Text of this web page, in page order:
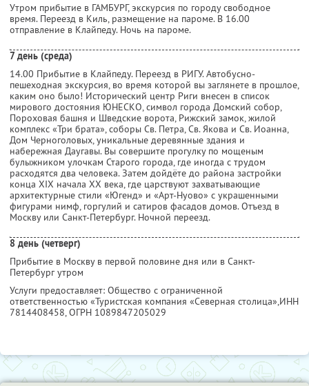
Утром прибытие в ГАМБУРГ, экскурсия по городу свободное
время. Переезд в Киль, размещение на пароме. В 16.00
отправление в Клайпеду. Ночь на пароме.
7 день (среда)
14.00 Прибытие в Клайпеду. Переезд в РИГУ. Автобусно-
пешеходная экскурсия, во время которой вы заглянете в прошлое,
каким оно было! Исторический центр Риги внесен в список
мирового достояния ЮНЕСКО, символ города Домский собор,
Пороховая башня и Шведские ворота, Рижский замок, жилой
комплекс «Три брата», соборы Св. Петра, Св. Якова и Св. Иоанна,
Дом Черноголовых, уникальные деревянные здания и
набережная Даугавы. Вы совершите прогулку по мощеным
булыжником улочкам Старого города, где иногда с трудом
расходятся два человека. Затем дойдёте до района застройки
конца XIX начала XX века, где царствуют захватывающие
архитектурные стили «Югенд» и «Арт-Нуово» с украшенными
фигурами нимф, горгулий и сатиров фасадов домов. Отъезд в
Москву или Санкт-Петербург. Ночной переезд.
8 день (четверг)
Прибытие в Москву в первой половине дня или в Санкт-
Петербург утром
Услуги предоставляет: Общество с ограниченной
ответственностью «Туристская компания «Северная столица»,ИНН
7814408458, ОГРН 1089847205029